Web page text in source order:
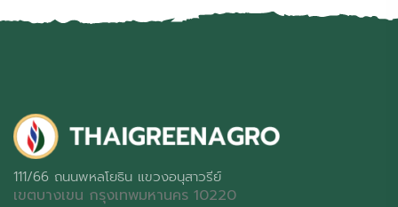
111/66 ถนนพหลโยธิน แขวงอนุสาวรีย์
เขตบางเขน กรุงเทพมหานคร 10220